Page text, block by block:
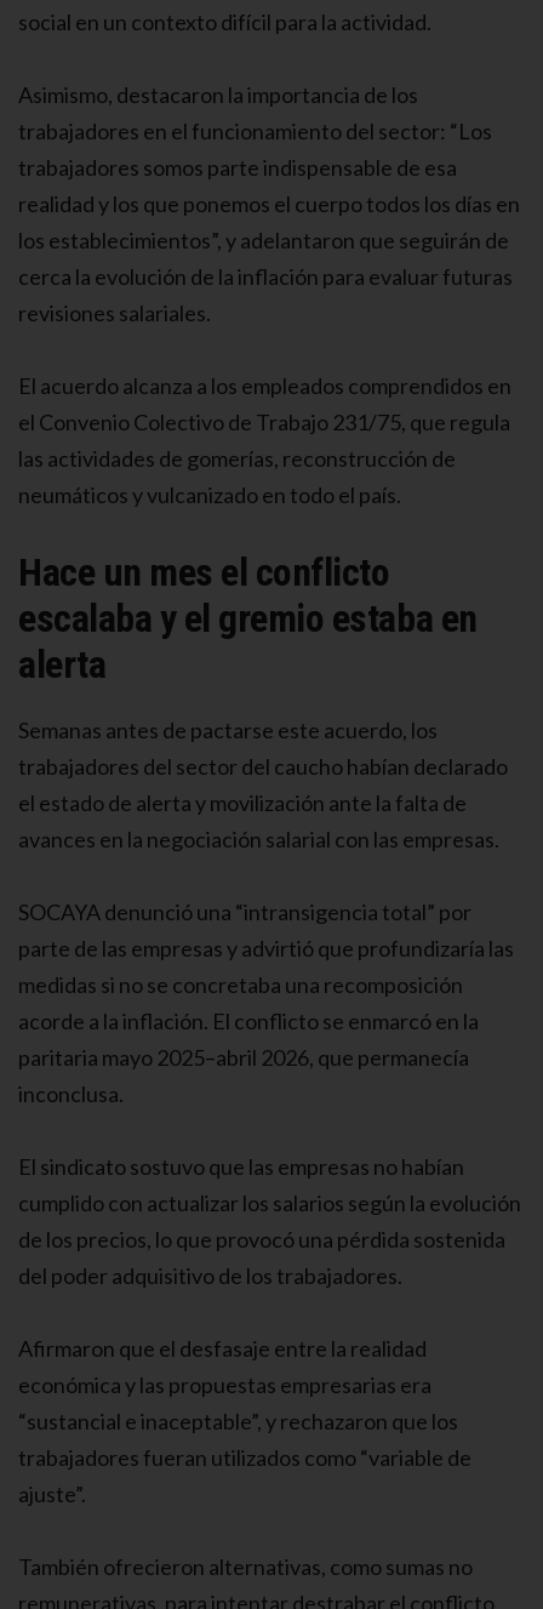
social en un contexto difícil para la actividad.
Asimismo, destacaron la importancia de los
trabajadores en el funcionamiento del sector: “Los
trabajadores somos parte indispensable de esa
realidad y los que ponemos el cuerpo todos los días en
los establecimientos”, y adelantaron que seguirán de
cerca la evolución de la inflación para evaluar futuras
revisiones salariales.
El acuerdo alcanza a los empleados comprendidos en
el Convenio Colectivo de Trabajo 231/75, que regula
las actividades de gomerías, reconstrucción de
neumáticos y vulcanizado en todo el país.
Hace un mes el conflicto
escalaba y el gremio estaba en
alerta
Semanas antes de pactarse este acuerdo, los
trabajadores del sector del caucho habían declarado
el estado de alerta y movilización ante la falta de
avances en la negociación salarial con las empresas.
SOCAYA denunció una “intransigencia total” por
parte de las empresas y advirtió que profundizaría las
medidas si no se concretaba una recomposición
acorde a la inflación. El conflicto se enmarcó en la
paritaria mayo 2025–abril 2026, que permanecía
inconclusa.
El sindicato sostuvo que las empresas no habían
cumplido con actualizar los salarios según la evolución
de los precios, lo que provocó una pérdida sostenida
del poder adquisitivo de los trabajadores.
Afirmaron que el desfasaje entre la realidad
económica y las propuestas empresarias era
“sustancial e inaceptable”, y rechazaron que los
trabajadores fueran utilizados como “variable de
ajuste”.
También ofrecieron alternativas, como sumas no
remunerativas, para intentar destrabar el conflicto,